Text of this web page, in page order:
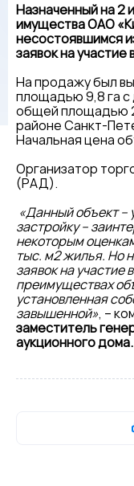
Назначенный на 2
имущества ОАО
несостоявшимся
заявок на участие
На продажу был
площадью 9,8 га
общей площадью
районе Санкт-
Начальная цена
Организатор
(РАД).
«Данный объект –
застройку –
некоторым
тыс. м2 жилья. Но
заявок на участие
преимуществах
установленная
завышенной», –
заместитель
аукционного дома.